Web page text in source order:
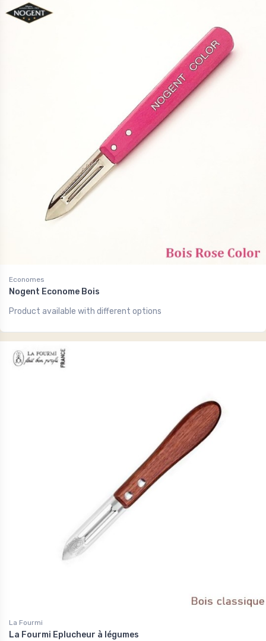
Economes
Nogent Econome Bois
Product available with different options
La Fourmi
La Fourmi Eplucheur à légumes